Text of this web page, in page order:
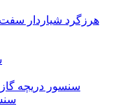
هرزگرد شیاردار
سنسور دریچه